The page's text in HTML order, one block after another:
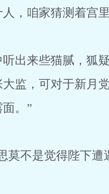
，咱家猜测着宫
来些猫腻，狐疑
监，可对于新月
。”
不是觉得陛下遭